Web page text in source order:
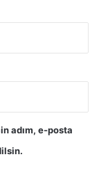
adım, e-posta